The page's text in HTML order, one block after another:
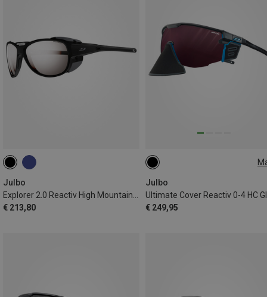
Julbo
€ 213,80
Julbo
€ 249,95
L